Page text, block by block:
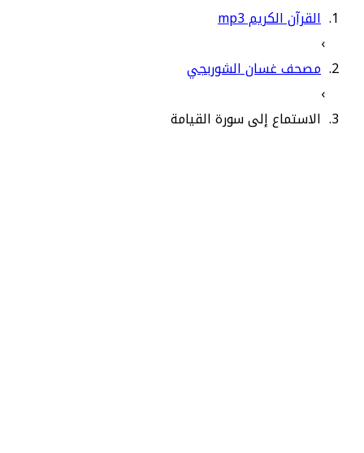
القرآن الكريم mp3
›
مصحف غسان الشوربجي
›
الاستماع إلى سورة القيامة